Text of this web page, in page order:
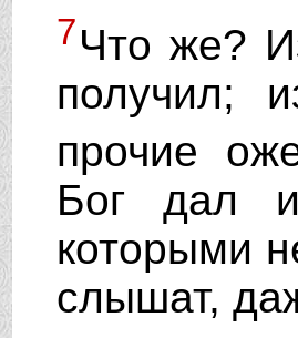
7Что же?
получил;
прочие
Бог дал
которыми
слышат,